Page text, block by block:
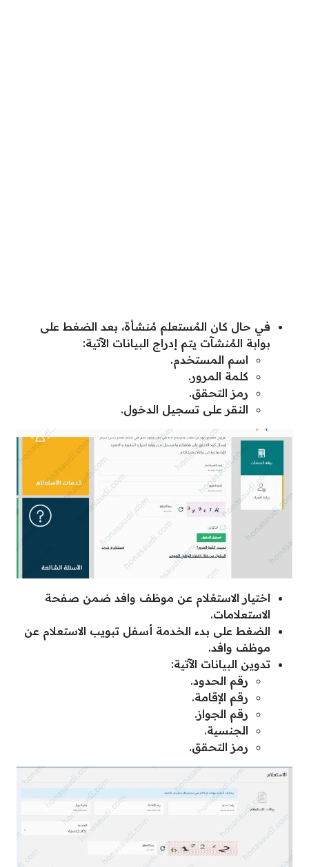
في حال كان المُستعلم مُنشأة، بعد الضغط على
بوابة المُنشآت يتم إدراج البيانات الآتية:
اسم المستخدم.
كلمة المرور.
رمز التحقق.
النقر على تسجيل الدخول.
اختيار الاستعْلام عن موظف وافد ضمن صفحة
الاستعلامات.
الضغط على بدء الخدمة أسفل تبويب الاستعلام عن
موظف وافد.
تدوين البيانات الآتية:
رقم الحدود.
رقم الإقامة.
رقم الجواز.
الجنسية.
رمز التحقق.